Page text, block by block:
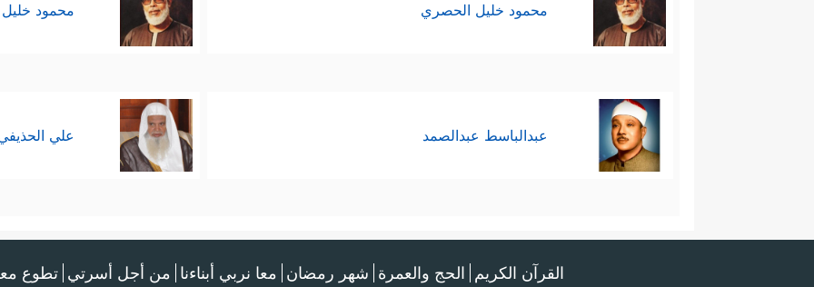
محمود خليل الحصري محمود
عبدالباسط عبدالصمد علي
القرآن الكريم الحج والعمرة شهر رمضان معا نربي أبناءنا من أجل أسرتي تطوع